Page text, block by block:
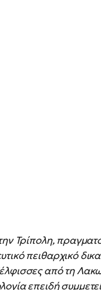
Τρίπολη,
πειθαρχικό
από τη
επειδή